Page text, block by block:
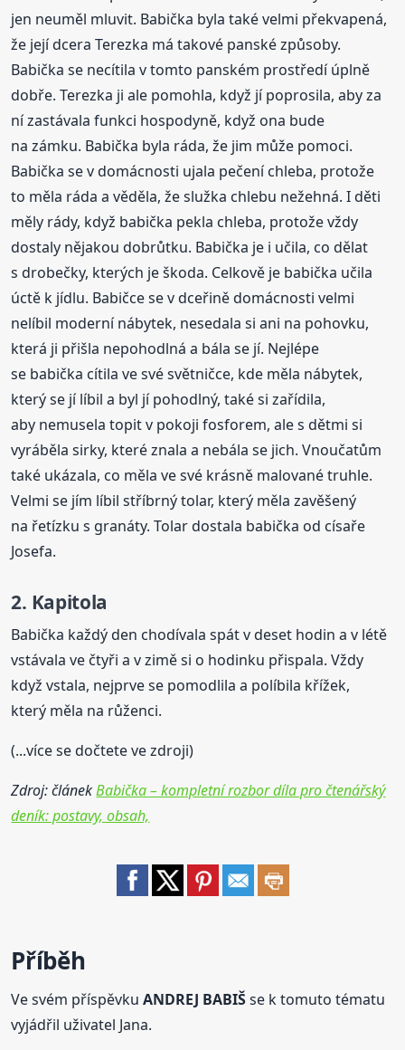
jen neuměl mluvit. Babička byla také velmi překvapená,
že její dcera Terezka má takové panské způsoby.
Babička se necítila v tomto panském prostředí úplně
dobře. Terezka ji ale pomohla, když jí poprosila, aby za
ní zastávala funkci hospodyně, když ona bude
na zámku. Babička byla ráda, že jim může pomoci.
Babička se v domácnosti ujala pečení chleba, protože
to měla ráda a věděla, že služka chlebu nežehná. I děti
měly rády, když babička pekla chleba, protože vždy
dostaly nějakou dobrůtku. Babička je i učila, co dělat
s drobečky, kterých je škoda. Celkově je babička učila
úctě k jídlu. Babičce se v dceřině domácnosti velmi
nelíbil moderní nábytek, nesedala si ani na pohovku,
která ji přišla nepohodlná a bála se jí. Nejlépe
se babička cítila ve své světničce, kde měla nábytek,
který se jí líbil a byl jí pohodlný, také si zařídila,
aby nemusela topit v pokoji fosforem, ale s dětmi si
vyráběla sirky, které znala a nebála se jich. Vnoučatům
také ukázala, co měla ve své krásně malované truhle.
Velmi se jím líbil stříbrný tolar, který měla zavěšený
na řetízku s granáty. Tolar dostala babička od císaře
Josefa.
2. Kapitola
Babička každý den chodívala spát v deset hodin a v létě
vstávala ve čtyři a v zimě si o hodinku přispala. Vždy
když vstala, nejprve se pomodlila a políbila křížek,
který měla na růženci.
(...více se dočtete ve zdroji)
Zdroj: článekBabička – kompletní rozbor díla pro čtenářský
deník: postavy, obsah,
Příběh
Ve svém příspěvkuANDREJ BABIŠse k tomuto tématu
vyjádřil uživatel Jana.